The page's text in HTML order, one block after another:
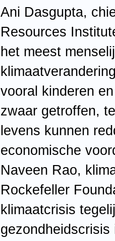
Ani Dasgupta,
Resources
het meest
vooral kinderen
zwaar getroffen,
levens kunnen
economische
Naveen Rao,
Rockefeller
klimaatcrisis